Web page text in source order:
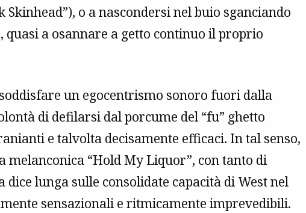
o a nascondersi nel buio sganciando
a osannare a getto continuo il proprio
un egocentrismo sonoro fuori dalla
di defilarsi dal porcume del “fu” ghetto
e talvolta decisamente efficaci. In tal senso,
melanconica “Hold My Liquor”, con tanto di
dice lunga sulle consolidate capacità di West nel
sensazionali e ritmicamente imprevedibili.